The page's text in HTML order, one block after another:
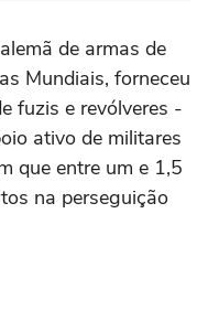
de armas de
Mundiais, forneceu
fuzis e revólveres -
ativo de militares
que entre um e 1,5
na perseguição